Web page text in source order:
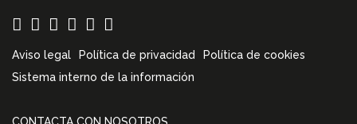
Aviso legal Política de privacidad
Política de cookies
Sistema interno de la información